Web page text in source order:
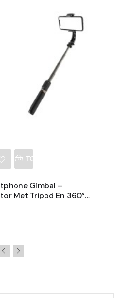
TOEVOEGEN AAN
Gimbal –
Met Tripod En 360°